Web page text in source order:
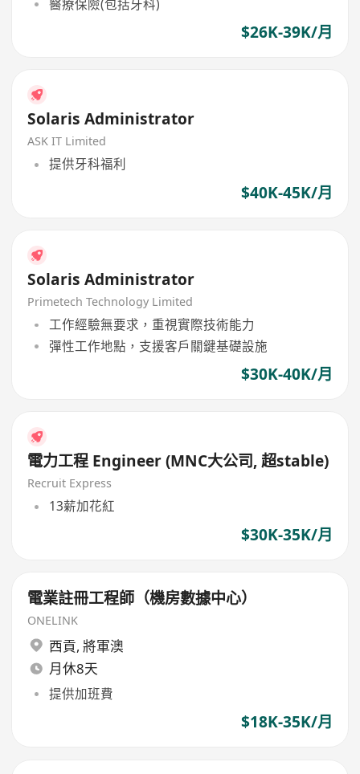
醫療保險(包括牙科)
$26K-39K/月
Solaris Administrator
ASK IT Limited
提供牙科福利
$40K-45K/月
Solaris Administrator
Primetech Technology Limited
工作經驗無要求，重視實際技術能力
彈性工作地點，支援客戶關鍵基礎設施
$30K-40K/月
電力工程 Engineer (MNC大公司, 超stable)
Recruit Express
13薪加花紅
$30K-35K/月
電業註冊工程師（機房數據中心）
ONELINK
西貢, 將軍澳
月休8天
提供加班費
$18K-35K/月